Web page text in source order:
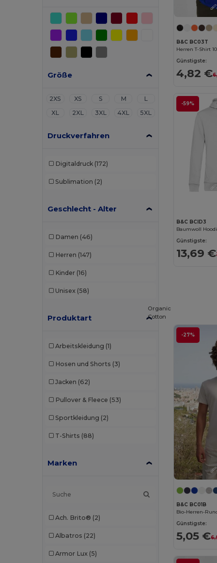
Größe
2XS XS S M
L
XL
2XL 3XL 4XL 5XL
Druckverfahren
Digitaldruck (172)
Sublimation (2)
Geschlecht - Alter
Damen (46)
Herren (147)
Kinder (16)
Unisex (58)
Produktart
Arbeitskleidung (1)
Hosen und Shorts (3)
Jacken (62)
Pullover & Fleece (53)
Sportkleidung (2)
T-Shirts (88)
Marken
Ach. Brito® (2)
Albatros (22)
Armor Lux (5)
B&C BC03T
Herren T-Shirt
Günstigste:
4,82 €
-59%
B&C BCID3
Günstigste:
13,69 €
-27%
Organic
Cotton
B&C BC01B
Bio-Herren-
Günstigste:
5,05 €